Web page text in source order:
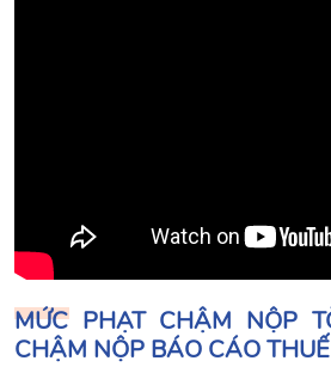
MỨC PHẠT CHẬM NỘP
CHẬM NỘP BÁO CÁO THUẾ